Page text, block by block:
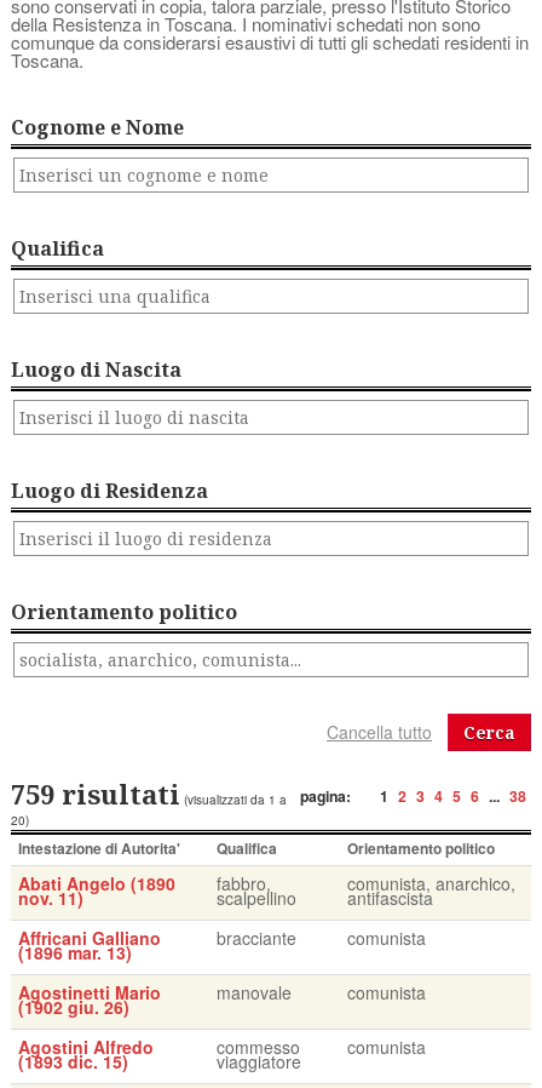
sono conservati in copia, talora parziale, presso l'Istituto Storico
della Resistenza in Toscana. I nominativi schedati non sono
comunque da considerarsi esaustivi di tutti gli schedati residenti in
Toscana.
Cognome e Nome
Qualifica
Luogo di Nascita
Luogo di Residenza
Orientamento politico
Cerca
pagina: 1 2 3 4 5 6 ... 38
759 risultati (visualizzati da 1 a
20)
Intestazione di Autorita' Qualifica Orientamento politico
Abati Angelo (1890
nov. 11)
fabbro,
scalpellino
comunista, anarchico,
antifascista
Affricani Galliano
(1896 mar. 13)
bracciante comunista
Agostinetti Mario
(1902 giu. 26)
manovale comunista
Agostini Alfredo
(1893 dic. 15)
commesso
viaggiatore
comunista